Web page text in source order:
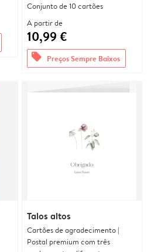
Conjunto de 10 cartões
A partir de
10,99 €
offers Preços Sempre Baixos
Talos altos
Cartões de agradecimento |
Postal premium com três